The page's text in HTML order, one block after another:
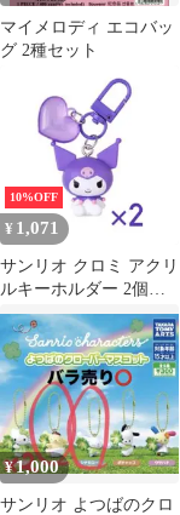
マイメロディ エコバッ
グ 2種セット
10%OFF
¥ 1,071
サンリオ クロミ アクリ
ルキーホルダー 2個セ
ット
¥1,000
サンリオ よつばのクロ